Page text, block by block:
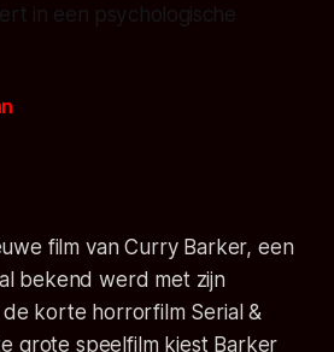
in een psychologische
film van Curry Barker, een
bekend werd met zijn
korte horrorfilm Serial &
grote speelfilm kiest Barker